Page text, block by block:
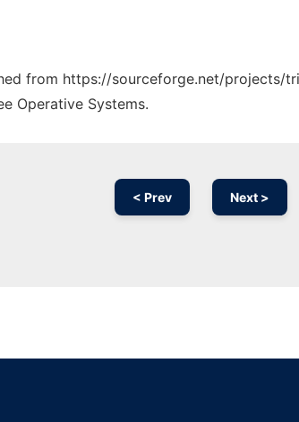
from https://sourceforge.net/projects/
Operative Systems.
< Prev Next >